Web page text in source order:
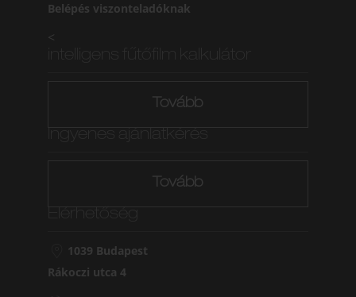
Belépés viszonteladóknak
<
Tovább
Tovább
1039 Budapest
Rákoczi utca 4